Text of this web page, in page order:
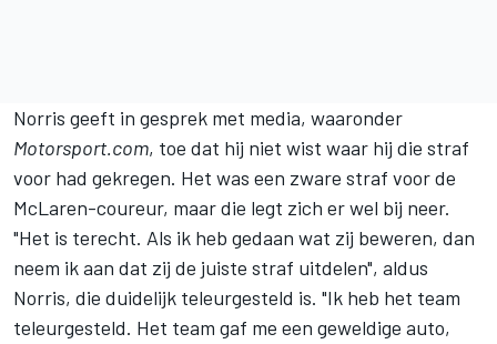
Norris geeft in gesprek met media, waaronder
Motorsport.com, toe dat hij niet wist waar hij die straf
voor had gekregen. Het was een zware straf voor de
McLaren-coureur, maar die legt zich er wel bij neer.
"Het is terecht. Als ik heb gedaan wat zij beweren, dan
neem ik aan dat zij de juiste straf uitdelen", aldus
Norris, die duidelijk teleurgesteld is. "Ik heb het team
teleurgesteld. Het team gaf me een geweldige auto,